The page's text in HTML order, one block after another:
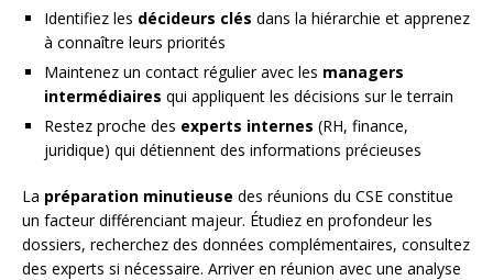
Identifiez les décideurs clés dans la hiérarchie et apprenez
à connaître leurs priorités
Maintenez un contact régulier avec les managers
intermédiaires qui appliquent les décisions sur le terrain
Restez proche des experts internes (RH, finance,
juridique) qui détiennent des informations précieuses
La préparation minutieuse des réunions du CSE constitue
un facteur différenciant majeur. Étudiez en profondeur les
dossiers, recherchez des données complémentaires, consultez
des experts si nécessaire. Arriver en réunion avec une analyse